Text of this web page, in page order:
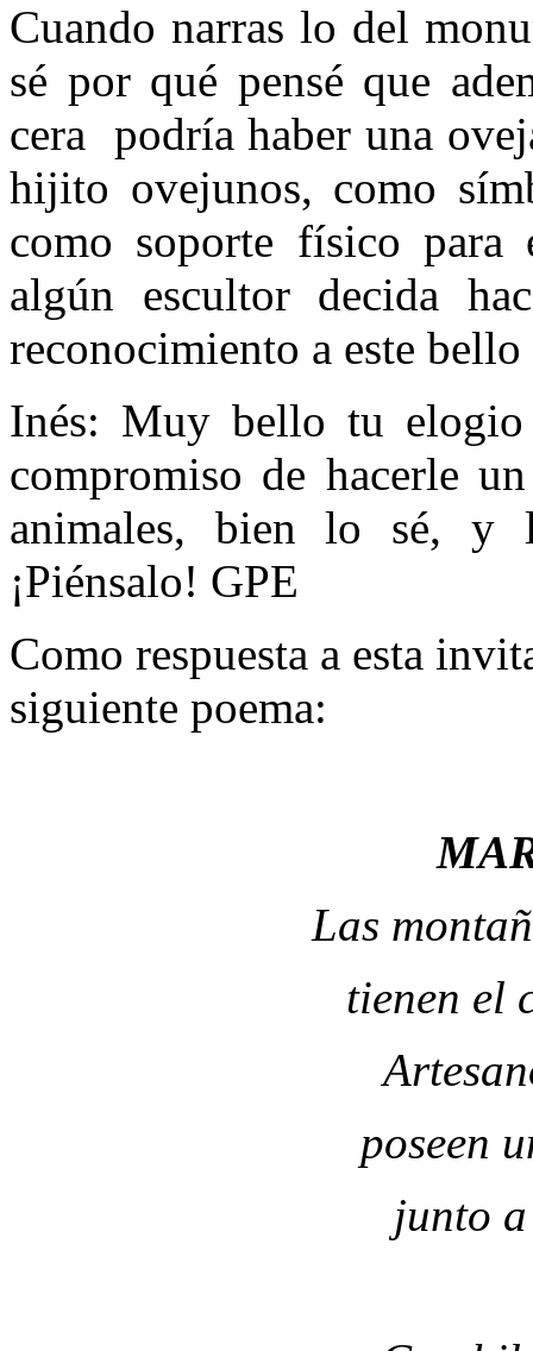
Cuando narras lo del
sé por qué pensé que
cera podría haber una
hijito ovejunos, como
como soporte físico
algún escultor decida
reconocimiento a este
Inés: Muy bello tu
compromiso de hacerle
animales, bien lo sé, y
¡Piénsalo! GPE
Como respuesta a esta
siguiente poema:
Las
tienen el
poseen
junto